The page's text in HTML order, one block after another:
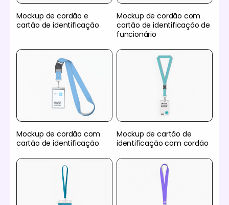
Mockup de cordão e
cartão de identificação
Mockup de cordão com
cartão de identificação de
funcionário
Mockup de cordão com
cartão de identificação
Mockup de cartão de
identificação com cordão